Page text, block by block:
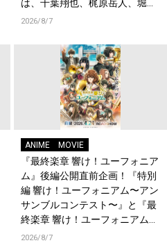
は、千葉翔也、梶原岳人、堀江
瞬、綿貫竜之介！PV第1弾公
2026/8/7
ANIME MOVIE
『最終楽章 響け！ユーフォニア
ム』後編公開直前企画！『特別
編 響け！ユーフォニアム〜アン
サンブルコンテスト〜』と『最
終楽章 響け！ユーフォニアム』
前編の一挙上映が決定！
2026/8/7